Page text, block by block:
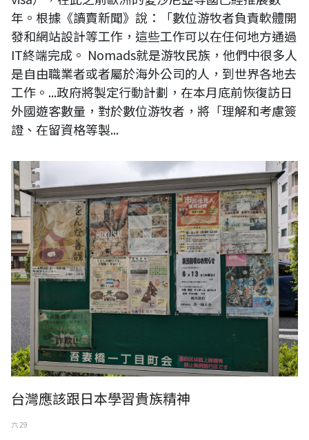
年。根據《讀賣新聞》說：「數位游牧者負責軟體開
發和網站設計等工作，這些工作可以在任何地方通過
IT終端完成。 Nomads就是游牧民族，他們中很多人
是自由職業者或者屬於海外公司的人，到世界各地去
工作。...政府將製定行動計劃，在本月底前恢復訪日
外國遊客數量，對於數位游牧者，將「理解和考慮簽
證、在留資格等製...
台灣應該跟日本學習貴族精神
六 29